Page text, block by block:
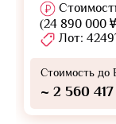
(24 890 000
Лот:
Стоимость до
~ 2 560